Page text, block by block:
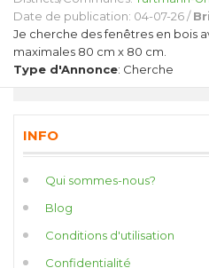
Date de publication: 04-07-26 /
Je cherche des fenêtres en bois
maximales 80 cm x 80 cm.
Type d'Annonce: Cherche
INFO
Qui sommes-nous?
Blog
Conditions d'utilisation
Confidentialité